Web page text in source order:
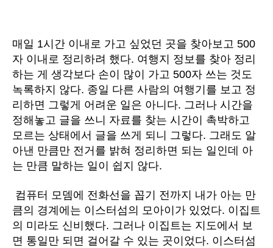
매일 1시간 이내로 가고 싶었던 곳을 찾아보고 500
자 이내로 정리하려 했다. 여행지 정보를 찾아 정리
하는 게 생각보다 손이 많이 가고 500자 쓰는 것도
녹록하지 않다. 종일 다른 사람의 여행기를 보고 정
리하면 그렇게 어려운 일은 아니다. 그러나 시간을
정해놓고 글을 쓰니 자료를 찾는 시간이
촉박하고
모르는 상태에서 글을 쓰게 되니 그렇다. 그래도 알
아낸 만큼만 전거를 밝혀 정리하면 되는 일인데
아
는 만큼 말하는 일이 쉽지 않다.
컴퓨터 모뎀에 전화선을 꼽기 전까지 내가 아는 만
큼의 경계에는 이스터섬의 모아이가 있었다. 이집트
의 미라도 신비했다. 그러나 이집트는 지도에서 보
면 통일만 되면 걸어갈 수 있는 곳이었다. 이스터섬